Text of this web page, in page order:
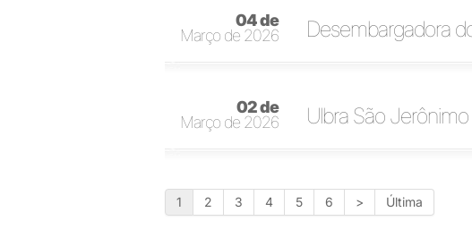
04 de
Março de 2026
Desembargadora
02 de
Março de 2026
Ulbra São
1 2 3 4 5 6 > Última